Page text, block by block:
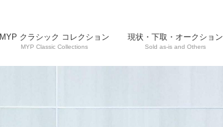
MYP クラシック コレクション
MYP Classic Collections
現状・下取・オークション
Sold as-is and Others